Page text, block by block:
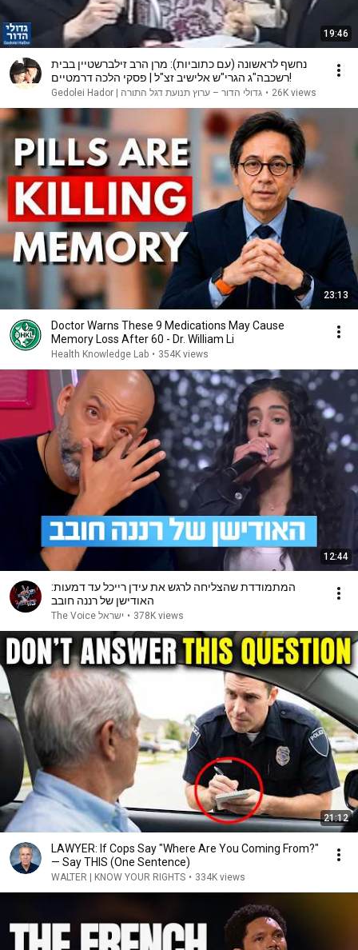
19:46
נחשף לראשונה (עם כתוביות): מרן הרב זילברשטיין בבית
רשכבה"ג הגרי"ש אלישיב זצ"ל | פסקי הלכה דרמטיים!
גדולי הדור – ערוץ תנועת דגל התורה | Gedolei Hador • 26K views
23:13
Doctor Warns These 9 Medications May Cause
Memory Loss After 60 - Dr. William Li
Health Knowledge Lab • 354K views
12:44
המתמודדת שהצליחה לרגש את עידן רייכל עד דמעות:
האודישן של רננה חובב
The Voice ישראל • 378K views
21:12
LAWYER: If Cops Say "Where Are You Coming From?"
— Say THIS (One Sentence)
WALTER | KNOW YOUR RIGHTS • 334K views